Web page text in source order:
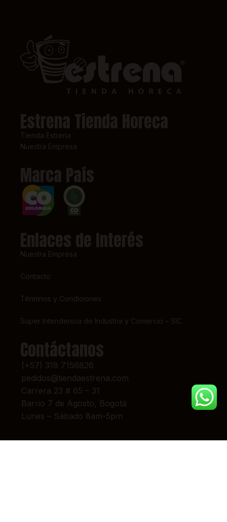
Estrena Tienda Horeca
Tienda Estrena
Nuestra Empresa
Marca País
Enlaces de Interés
Nuestra Empresa
Contacto
Términos y Condiciones
Super Intendencia de Industria y Comercio – SIC
Contáctanos
(+57) 318 7156826
pedidos@tiendaestrena.com
Carrera 23 # 65 – 31
Barrio 7 de Agosto, Bogotá
Lunes – Sábado 8am-5pm